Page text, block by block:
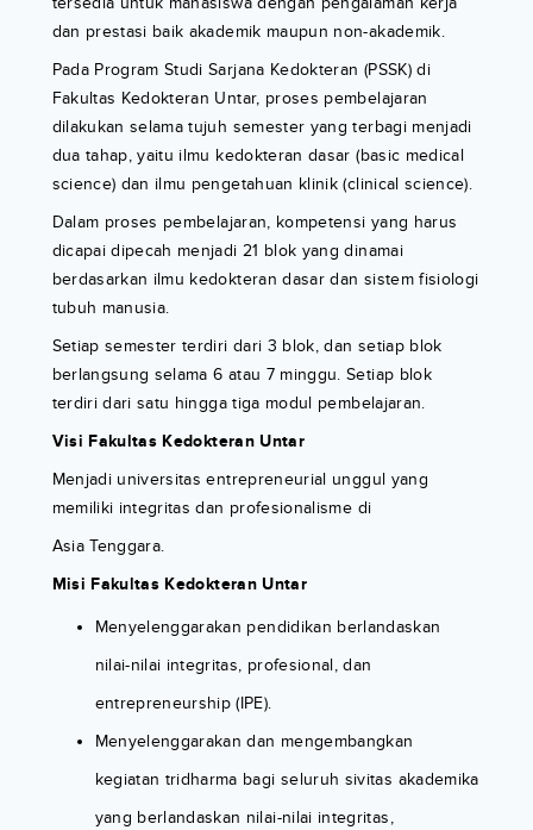
dan prestasi baik akademik maupun non-akademik.
Pada Program Studi Sarjana Kedokteran (PSSK) di
Fakultas Kedokteran Untar, proses pembelajaran
dilakukan selama tujuh semester yang terbagi menjadi
dua tahap, yaitu ilmu kedokteran dasar (basic medical
science) dan ilmu pengetahuan klinik (clinical science).
Dalam proses pembelajaran, kompetensi yang harus
dicapai dipecah menjadi 21 blok yang dinamai
berdasarkan ilmu kedokteran dasar dan sistem fisiologi
tubuh manusia.
Setiap semester terdiri dari 3 blok, dan setiap blok
berlangsung selama 6 atau 7 minggu. Setiap blok
terdiri dari satu hingga tiga modul pembelajaran.
Visi Fakultas Kedokteran Untar
Menjadi universitas entrepreneurial unggul yang
memiliki integritas dan profesionalisme di
Asia Tenggara.
Misi Fakultas Kedokteran Untar
Menyelenggarakan pendidikan berlandaskan
nilai-nilai integritas, profesional, dan
entrepreneurship (IPE).
Menyelenggarakan dan mengembangkan
kegiatan tridharma bagi seluruh sivitas akademika
yang berlandaskan nilai-nilai integritas,